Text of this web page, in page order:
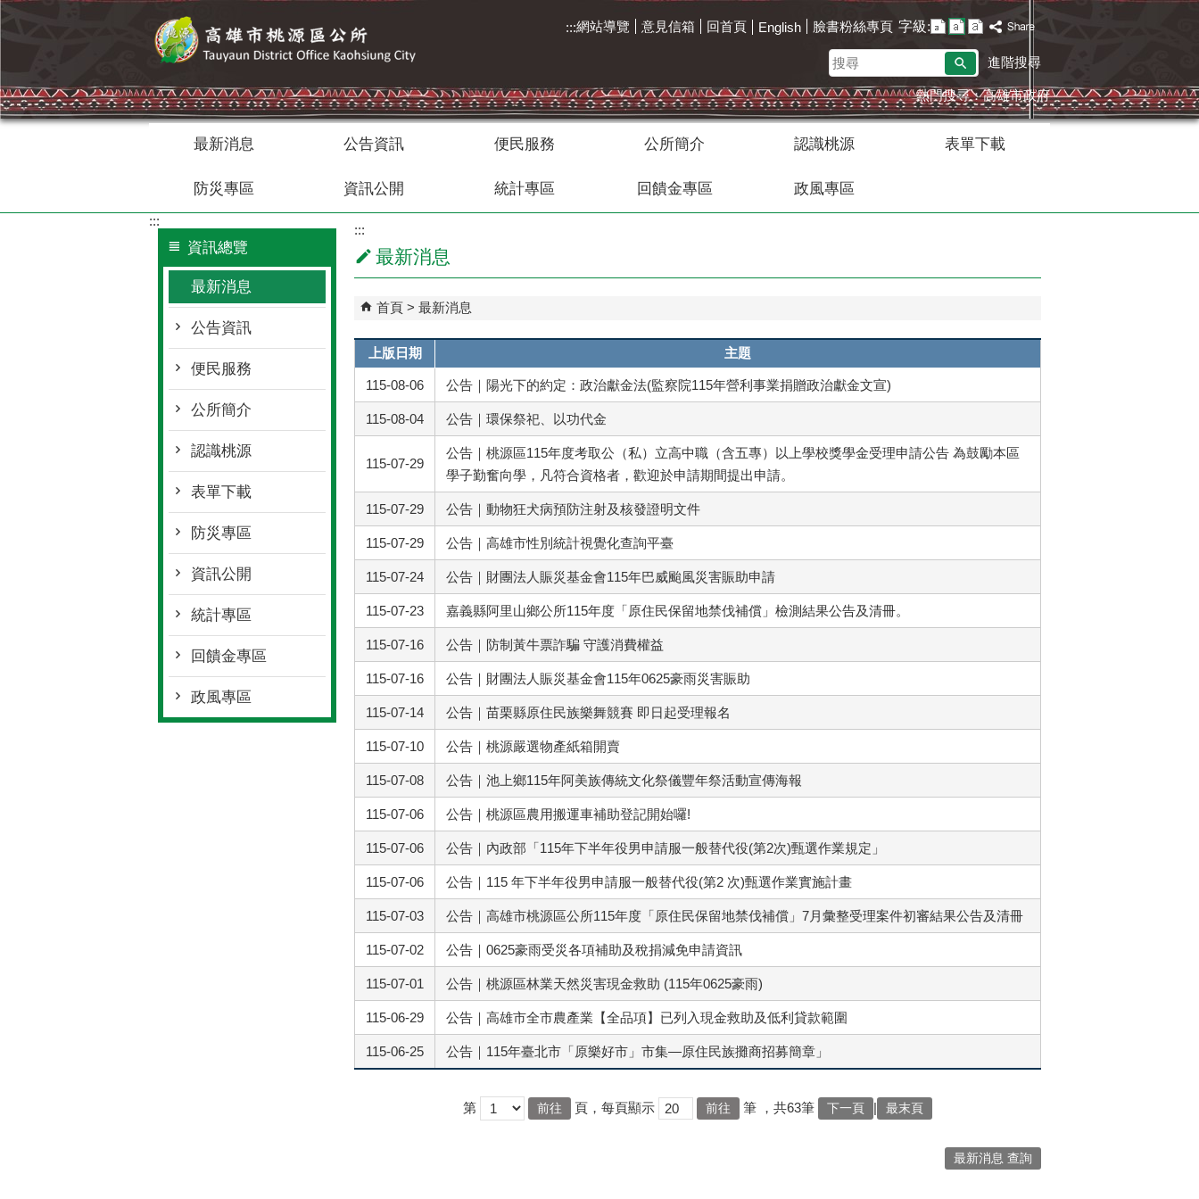
:::網站導覽 意見信箱 回首頁 English 臉書粉絲專頁 字級:
搜
尋
進階搜尋
熱門搜尋：高雄市政府
最新消息 公告資訊 便民服務 公所簡介 認識桃源 表單下載
防災專區 資訊公開 統計專區 回饋金專區 政風專區
:::
資訊總覽
最新消息
公告資訊
便民服務
公所簡介
認識桃源
表單下載
防災專區
資訊公開
統計專區
回饋金專區
政風專區
:::
最新消息
首頁 最新消息
上版日期 主題
115-08-06 公告｜陽光下的約定：政治獻金法(監察院115年營利事業捐贈政治獻金文宣)
115-08-04 公告｜環保祭祀、以功代金
115-07-29
公告｜桃源區115年度考取公（私）立高中職（含五專）以上學校獎學金受理申請公告 為鼓勵本區
學子勤奮向學，凡符合資格者，歡迎於申請期間提出申請。
115-07-29 公告｜動物狂犬病預防注射及核發證明文件
115-07-29 公告｜高雄市性別統計視覺化查詢平臺
115-07-24 公告｜財團法人賑災基金會115年巴威颱風災害賑助申請
115-07-23 嘉義縣阿里山鄉公所115年度「原住民保留地禁伐補償」檢測結果公告及清冊。
115-07-16 公告｜防制黃牛票詐騙 守護消費權益
115-07-16 公告｜財團法人賑災基金會115年0625豪雨災害賑助
115-07-14 公告｜苗栗縣原住民族樂舞競賽 即日起受理報名
115-07-10 公告｜桃源嚴選物產紙箱開賣
115-07-08 公告｜池上鄉115年阿美族傳統文化祭儀豐年祭活動宣傳海報
115-07-06 公告｜桃源區農用搬運車補助登記開始囉!
115-07-06 公告｜內政部「115年下半年役男申請服一般替代役(第2次)甄選作業規定」
115-07-06 公告｜115 年下半年役男申請服一般替代役(第2 次)甄選作業實施計畫
115-07-03 公告｜高雄市桃源區公所115年度「原住民保留地禁伐補償」7月彙整受理案件初審結果公告及清冊
115-07-02 公告｜0625豪雨受災各項補助及稅捐減免申請資訊
115-07-01 公告｜桃源區林業天然災害現金救助 (115年0625豪雨)
115-06-29 公告｜高雄市全市農產業【全品項】已列入現金救助及低利貸款範圍
115-06-25 公告｜115年臺北市「原樂好市」市集—原住民族攤商招募簡章」
第 頁，每頁顯示 筆 ，共63筆 下一頁 | 最末頁
最新消息 查詢